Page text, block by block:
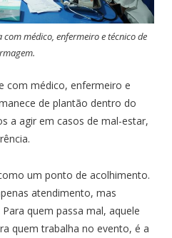
médico, enfermeiro e técnico de
com médico, enfermeiro e
de plantão dentro do
a agir em casos de mal-estar,
um ponto de acolhimento.
atendimento, mas
quem passa mal, aquele
quem trabalha no evento, é a